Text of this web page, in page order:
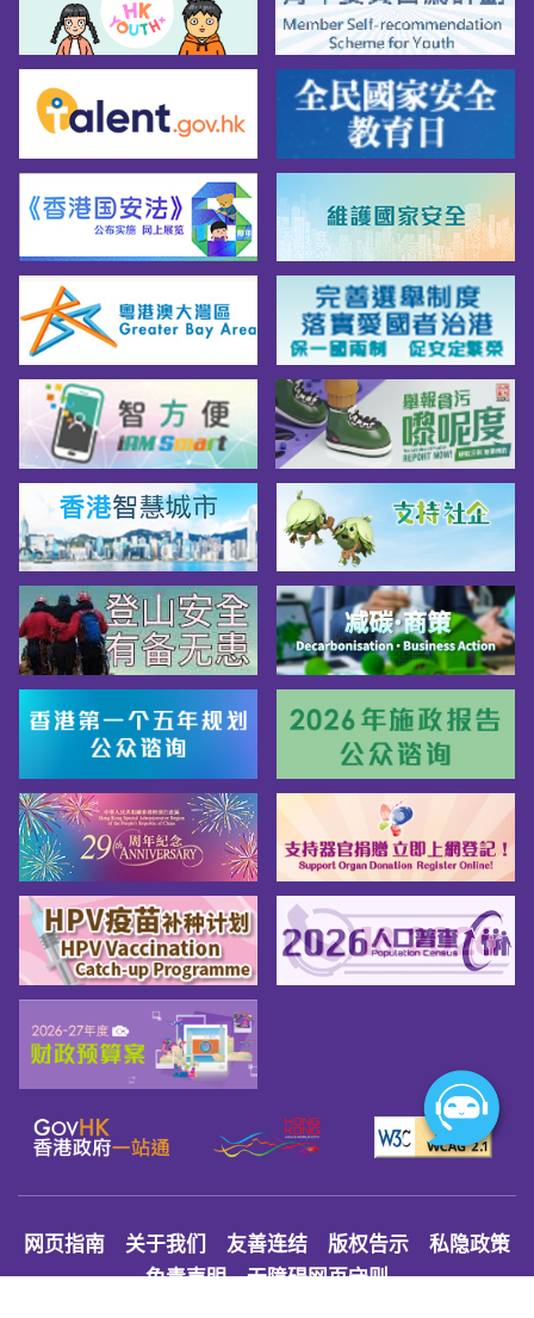
网页指南 关于我们 友善连结 版权告示
私隐政策
免责声明
无障碍网页守则